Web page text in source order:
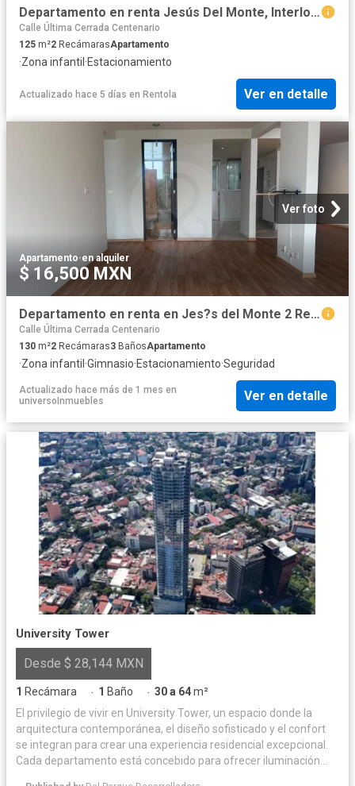
Departamento en renta Jesús Del Monte, Interlomas, Huixquilucan, Estado De México, 05220, México
Calle Última Cerrada Centenario
125 m²2 RecámarasApartamento
·Zona infantil ·Estacionamiento
Actualizado hace 5 días en Rentola Ver en detalle
Ver foto
Apartamento·en alquiler
$ 16,500 MXN
Departamento en renta en Jes?s del Monte 2 Rec?maras
Calle Última Cerrada Centenario
130 m²2 Recámaras3 BañosApartamento
·Zona infantil·Gimnasio·Estacionamiento·Seguridad
Actualizado hace más de 1 mes en
universoInmuebles
Ver en detalle
University Tower
Desde $ 28,144 MXN
1 Recámara · 1 Baño · 30 a 64m²
El privilegio de vivir en University Tower, un espacio donde la
arquitectura contemporánea, el diseño sofisticado y el confort
se integran para crear una experiencia residencial excepcional.
Cada departamento está concebido para ofrecer iluminación